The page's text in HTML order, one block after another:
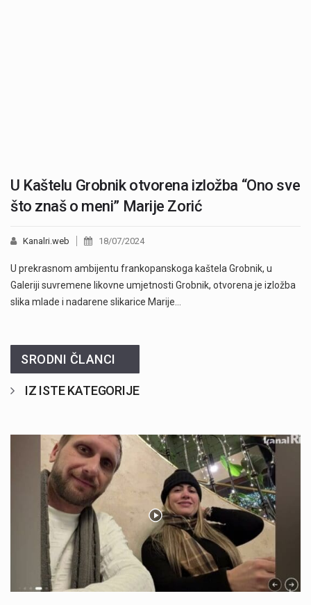
U Kaštelu Grobnik otvorena izložba “Ono sve
što znaš o meni” Marije Zorić
Kanalri.web 18/07/2024
U prekrasnom ambijentu frankopanskoga kaštela Grobnik, u
Galeriji suvremene likovne umjetnosti Grobnik, otvorena je izložba
slika mlade i nadarene slikarice Marije…
SRODNI ČLANCI
IZ ISTE KATEGORIJE